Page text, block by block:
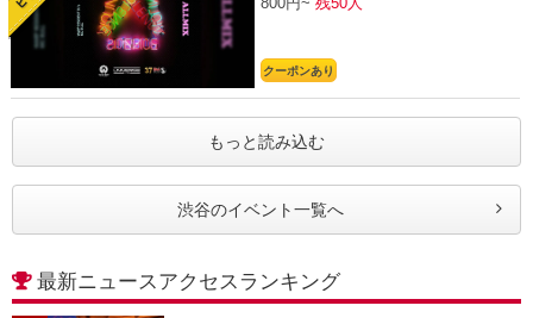
クーポンあり
もっと読み込む
渋谷のイベント一覧へ
最新ニュースアクセスランキング